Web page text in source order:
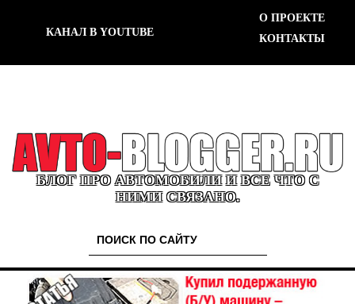
КАНАЛ В YOUTUBE
О ПРОЕКТЕ
КОНТАКТЫ
БЛОГ ПРО АВТОМОБИЛИ И ВСЕ ЧТО С
НИМИ СВЯЗАНО.